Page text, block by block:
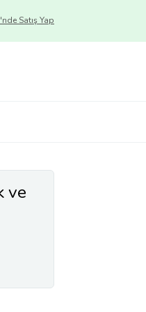
Satış Yap
ve